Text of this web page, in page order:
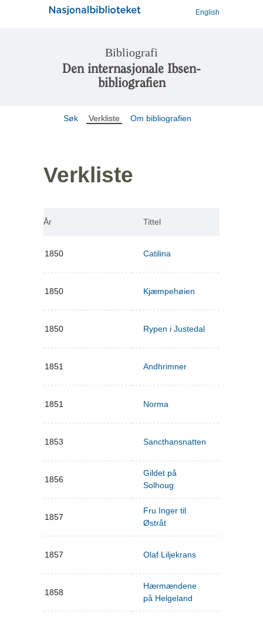
English
Bibliografi
Den internasjonale Ibsen-
bibliografien
Søk Verkliste Om bibliografien
Verkliste
År Tittel
1850 Catilina
1850 Kjæmpehøien
1850 Rypen i Justedal
1851 Andhrimner
1851 Norma
1853 Sancthansnatten
1856
Gildet på
Solhoug
1857
Fru Inger til
Østråt
1857 Olaf Liljekrans
1858
Hærmændene
på Helgeland